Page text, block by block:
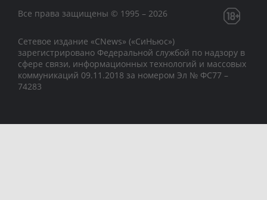
Все права защищены © 1995 – 2026
Сетевое издание «CNews» («СиНьюс»)
зарегистрировано Федеральной службой по надзору в
сфере связи, информационных технологий и массовых
коммуникаций 09.11.2018 за номером Эл № ФС77 –
74283